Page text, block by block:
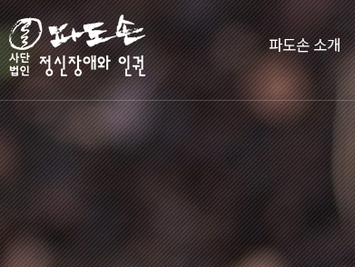
파도손 소개